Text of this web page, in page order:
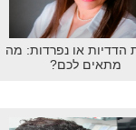
הדדיות או נפרדות: מה
מתאים לכם?